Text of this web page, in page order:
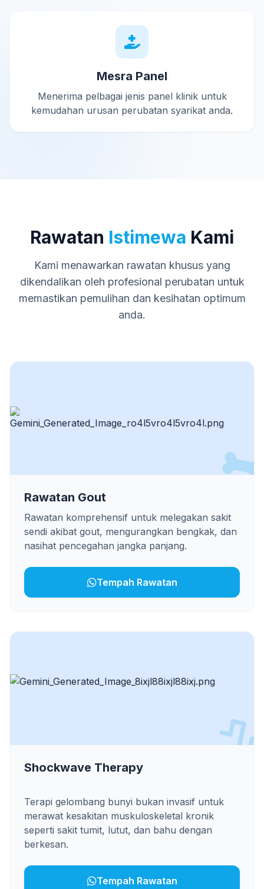
Mesra Panel
Menerima pelbagai jenis panel klinik untuk
kemudahan urusan perubatan syarikat anda.
Rawatan Istimewa Kami
Kami menawarkan rawatan khusus yang
dikendalikan oleh profesional perubatan untuk
memastikan pemulihan dan kesihatan optimum
anda.
Rawatan Gout
Rawatan komprehensif untuk melegakan sakit
sendi akibat gout, mengurangkan bengkak, dan
nasihat pencegahan jangka panjang.
Tempah Rawatan
Shockwave Therapy
Terapi gelombang bunyi bukan invasif untuk
merawat kesakitan muskuloskeletal kronik
seperti sakit tumit, lutut, dan bahu dengan
berkesan.
Tempah Rawatan